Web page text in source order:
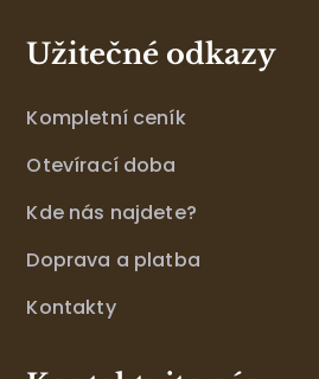
Užitečné odkazy
Kompletní ceník
Otevírací doba
Kde nás najdete?
Doprava a platba
Kontakty